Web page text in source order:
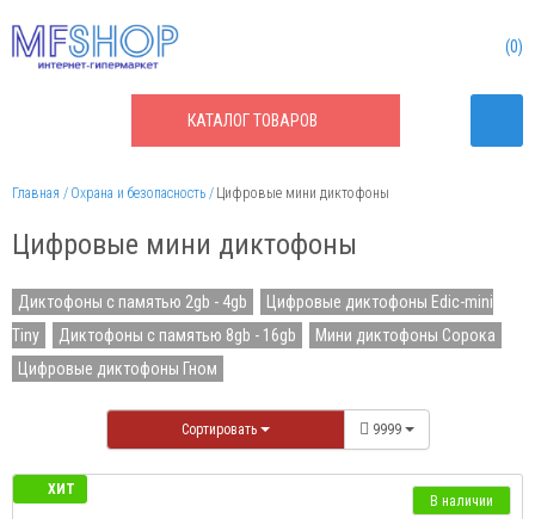
КАТАЛОГТОВАРОВ
0
Главная Охрана и безопасность Цифровые мини диктофоны
Цифровые мини диктофоны
Диктофоны с памятью 2gb - 4gb
Цифровые диктофоны Edic-mini
Tiny
Диктофоны с памятью 8gb - 16gb
Мини диктофоны Сорока
Цифровые диктофоны Гном
Сортировать 9999
ХИТ
В наличии